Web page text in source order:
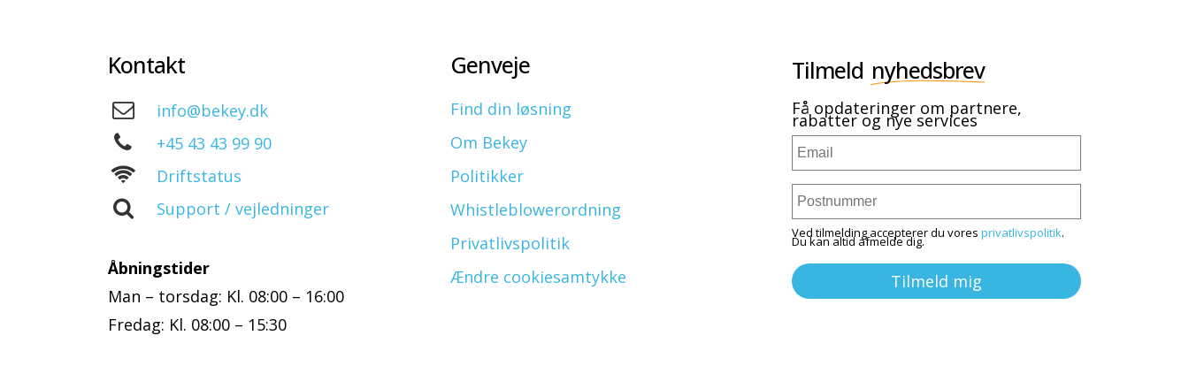
Kontakt
info@bekey.dk
+45 43 43 99 90
Driftstatus
Support / vejledninger
Åbningstider
Man – torsdag: Kl. 08:00 – 16:00
Fredag: Kl. 08:00 – 15:30
Genveje
Find din løsning
Om Bekey
Politikker
Whistleblowerordning
Privatlivspolitik
Ændre cookiesamtykke
Tilmeld nyhedsbrev
Få opdateringer om partnere,
rabatter og nye services
Ved tilmelding accepterer du voresprivatlivspolitik.
Du kan altid afmelde dig.
Tilmeld mig